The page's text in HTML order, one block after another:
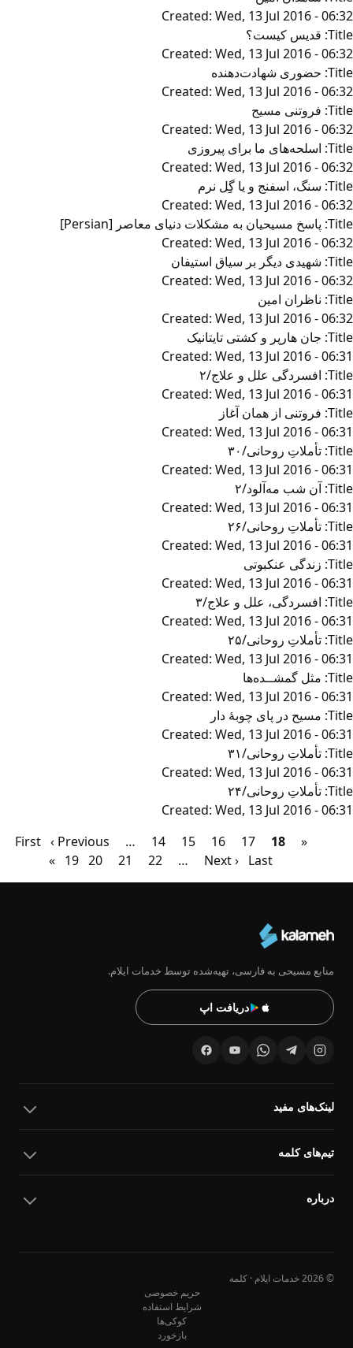
Created: Wed, 13 Jul 2016 - 06:32
Title: قدیس کیست؟
Created: Wed, 13 Jul 2016 - 06:32
Title: حضوری شهادت‌دهنده
Created: Wed, 13 Jul 2016 - 06:32
Title: فروتنی مسیح
Created: Wed, 13 Jul 2016 - 06:32
Title: اسلحه‌های ما برای پیروزی
Created: Wed, 13 Jul 2016 - 06:32
Title: سنگ، اسفنج و یا گِِل نرم
Created: Wed, 13 Jul 2016 - 06:32
Title: پاسخ مسیحیان به مشکلات دنیای معاصر [Persian]
Created: Wed, 13 Jul 2016 - 06:32
Title: شهیدی دیگر بر سیاق استیفان
Created: Wed, 13 Jul 2016 - 06:32
Title: ناظران امین
Created: Wed, 13 Jul 2016 - 06:32
Title: جان هارپر و کشتی تایتانیک
Created: Wed, 13 Jul 2016 - 06:31
Title: افسردگی علل و علاج‌/۲
Created: Wed, 13 Jul 2016 - 06:31
Title: فروتنی از همان آغاز
Created: Wed, 13 Jul 2016 - 06:31
Title: تأملاتِ روحانی‌/۳۰
Created: Wed, 13 Jul 2016 - 06:31
Title: آن شب مه‌آلود/۲
Created: Wed, 13 Jul 2016 - 06:31
Title: تأملاتِ روحانی/۲۶
Created: Wed, 13 Jul 2016 - 06:31
Title: زندگی عنکبوتی
Created: Wed, 13 Jul 2016 - 06:31
Title: افسردگی‌، علل و علاج/۳
Created: Wed, 13 Jul 2016 - 06:31
Title: تأملاتِ روحانی/۲۵
Created: Wed, 13 Jul 2016 - 06:31
Title: مثل گمشــده‌ها
Created: Wed, 13 Jul 2016 - 06:31
Title: مسیح در پای چوبۀ دار
Created: Wed, 13 Jul 2016 - 06:31
Title: تأملاتِ روحانی‌/۳۱
Created: Wed, 13 Jul 2016 - 06:31
Title: تأملاتِ روحانی/۲۴
Created: Wed, 13 Jul 2016 - 06:31
Pagination
First
« First
page
‹ Previous …
صفحه 14
صفحه 15
صفحه 16
صفحه 17
صفحه 18
صفحه
19
صفحه 20
صفحه 21
صفحه 22 …
صفحه
بعد
Next ›
Last
page
Last »
منابع مسیحی به فارسی، تهیه‌شده توسط خدمات ایلام.
دریافت اپ
لینک‌های مفید
تیم‌های کلمه
درباره
© 2026 خدمات ایلام · کلمه
حریم خصوصی
شرایط استفاده
کوکی‌ها
بازخورد
10